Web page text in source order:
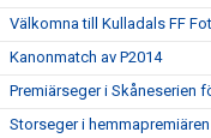
Välkomna till Kulladals FF
Kanonmatch av P2014
Premiärseger i Skåneserien
Storseger i